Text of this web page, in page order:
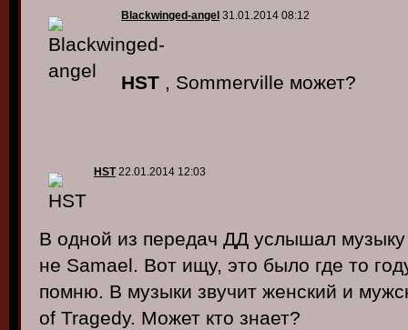
Blackwinged-angel 31.01.2014 08:12
HST , Sommerville может?
HST22.01.2014 12:03
В одной из передач ДД услышал
не Samael. Вот ищу, это было где то
помню. В музыки звучит женский и
of Tragedy. Может кто знает?